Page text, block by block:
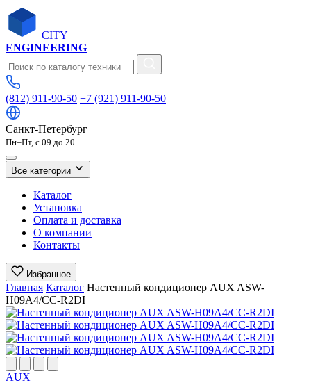
CITY
ENGINEERING
(812) 911-90-50 +7 (921) 911-90-50
Санкт-Петербург
Пн–Пт, с 09 до 20
Все категории
Каталог
Установка
Оплата и доставка
О компании
Контакты
Избранное
Главная Каталог Настенный кондиционер AUX ASW-
H09A4/CС-R2DI
AUX